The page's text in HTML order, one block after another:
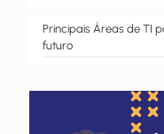
Principais Áreas de TI
futuro